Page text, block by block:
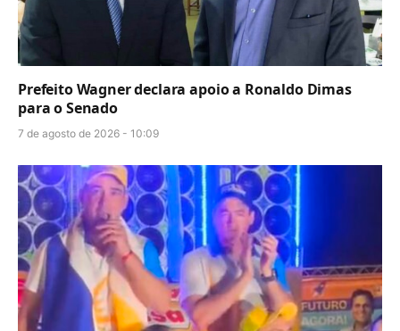
Prefeito Wagner declara apoio a Ronaldo Dimas
para o Senado
7 de agosto de 2026 - 10:09